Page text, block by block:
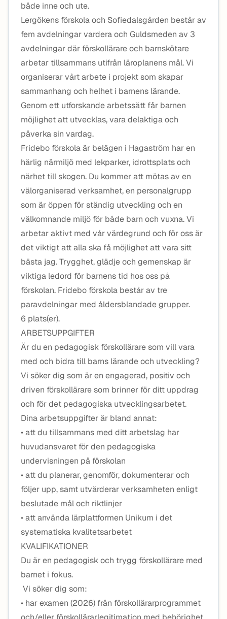
både inne och ute.
Lergökens förskola och Sofiedalsgården består av
fem avdelningar vardera och Guldsmeden av 3
avdelningar där förskollärare och barnskötare
arbetar tillsammans utifrån läroplanens mål. Vi
organiserar vårt arbete i projekt som skapar
sammanhang och helhet i barnens lärande.
Genom ett utforskande arbetssätt får barnen
möjlighet att utvecklas, vara delaktiga och
påverka sin vardag.
Fridebo förskola är belägen i Hagaström har en
härlig närmiljö med lekparker, idrottsplats och
närhet till skogen. Du kommer att mötas av en
välorganiserad verksamhet, en personalgrupp
som är öppen för ständig utveckling och en
välkomnande miljö för både barn och vuxna. Vi
arbetar aktivt med vår värdegrund och för oss är
det viktigt att alla ska få möjlighet att vara sitt
bästa jag. Trygghet, glädje och gemenskap är
viktiga ledord för barnens tid hos oss på
förskolan. Fridebo förskola består av tre
paravdelningar med åldersblandade grupper.
6 plats(er).
ARBETSUPPGIFTER
Är du en pedagogisk förskollärare som vill vara
med och bidra till barns lärande och utveckling?
Vi söker dig som är en engagerad, positiv och
driven förskollärare som brinner för ditt uppdrag
och för det pedagogiska utvecklingsarbetet.
Dina arbetsuppgifter är bland annat:
• att du tillsammans med ditt arbetslag har
huvudansvaret för den pedagogiska
undervisningen på förskolan
• att du planerar, genomför, dokumenterar och
följer upp, samt utvärderar verksamheten enligt
beslutade mål och riktlinjer
• att använda lärplattformen Unikum i det
systematiska kvalitetsarbetet
KVALIFIKATIONER
Du är en pedagogisk och trygg förskollärare med
barnet i fokus.
Vi söker dig som:
• har examen (2026) från förskollärarprogrammet